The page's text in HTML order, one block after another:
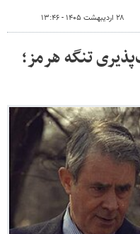
۲۸ اردیبهشت ۱۴۰۵ - ۱۳:۴۶
تنگه هرمز؛